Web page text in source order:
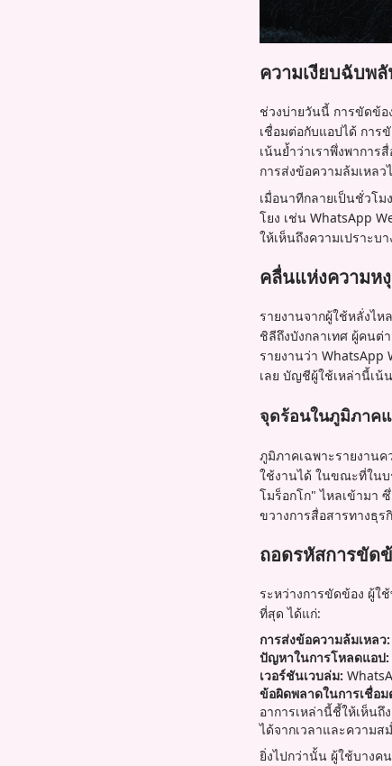
ความเงียบฉับพ
ช่วงบ่ายวันนี้ การขัดข้อ
เชื่อมต่อกับแอปได้ การ
เน้นย้ำว่าเราพึ่งพากา
การส่งข้อความล้มเหลว
เมื่อนาทีกลายเป็นชั่วโ
โยง เช่น WhatsApp
ให้เห็นถึงความเปราะ
คลื่นแห่งความห
รายงานจากผู้ใช้หลั่งไ
ชิลีถึงบังกลาเทศ ผู้คนต่
รายงานว่า
เลย บัญชีผู้ใช้เหล่านี้เน้
จุดร้อนในภูมิภาค
ภูมิภาคเฉพาะรายงาน
ใช้งานได้ ในขณะที่ใน
โมร็อกโก" ไหลเข้ามา
ขวางการสื่อสารทางธุ
ถอดรหัสการขัด
ระหว่างการขัดข้อง ผู้ใ
ที่สุด ได้แก่:
การส่งข้อความล้มเหลว:
ปัญหาในการโหลดแอป:
เวอร์ชันเวบล่ม:
ข้อผิดพลาดในการเชื่อม
อาการเหล่านี้ชี้ให้เห็นถึ
ได้จากเวลาและความ
ยิ่งไปกว่านั้น ผู้ใช้บางค